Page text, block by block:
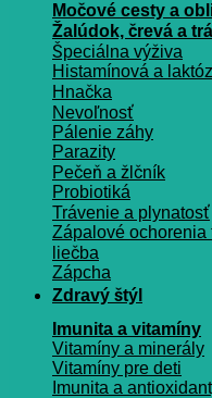
Močové cesty a
Žalúdok, črevá a
Špeciálna výživa
Histamínová a
Hnačka
Nevoľnosť
Pálenie záhy
Parazity
Pečeň a žlčník
Probiotiká
Trávenie a plynatosť
Zápalové ochorenia
liečba
Zápcha
Zdravý štýl
Imunita a vitamíny
Vitamíny a minerály
Vitamíny pre deti
Imunita a